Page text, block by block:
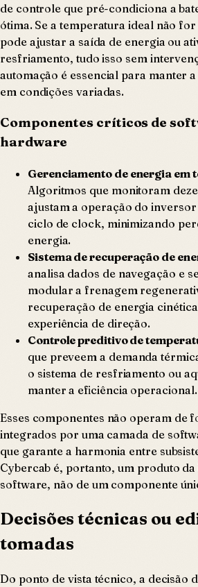
de controle que pré-condiciona a
ótima. Se a temperatura ideal não
pode ajustar a saída de energia ou
resfriamento, tudo isso sem
automação é essencial para manter
em condições variadas.
Componentes críticos de
hardware
Gerenciamento de energia em
Algoritmos que monitoram
ajustam a operação do
ciclo de clock, minimizando
energia.
Sistema de recuperação de
analisa dados de navegação e
modular a frenagem
recuperação de energia
experiência de direção.
Controle preditivo de
que preveem a demanda
o sistema de resfriamento ou
manter a eficiência operacional.
Esses componentes não operam de
integrados por uma camada de
que garante a harmonia entre
Cybercab é, portanto, um produto
software, não de um componente
Decisões técnicas ou
tomadas
Do ponto de vista técnico, a decisão